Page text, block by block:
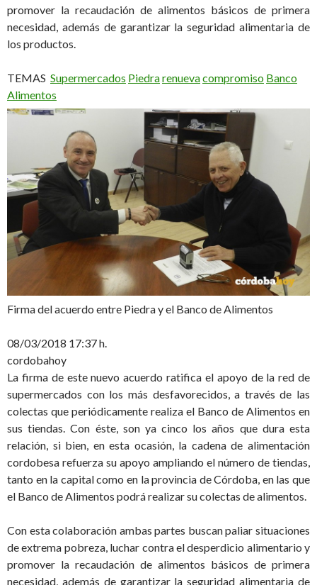
promover la recaudación de alimentos básicos de primera
necesidad, además de garantizar la seguridad alimentaria de
los productos.
TEMAS Supermercados Piedrarenuevacompromiso Banco
Alimentos
Firma del acuerdo entre Piedra y el Banco de Alimentos
08/03/2018 17:37 h.
cordobahoy
La firma de este nuevo acuerdo ratifica el apoyo de la red de
supermercados con los más desfavorecidos, a través de las
colectas que periódicamente realiza el Banco de Alimentos en
sus tiendas. Con éste, son ya cinco los años que dura esta
relación, si bien, en esta ocasión, la cadena de alimentación
cordobesa refuerza su apoyo ampliando el número de tiendas,
tanto en la capital como en la provincia de Córdoba, en las que
el Banco de Alimentos podrá realizar su colectas de alimentos.
Con esta colaboración ambas partes buscan paliar situaciones
de extrema pobreza, luchar contra el desperdicio alimentario y
promover la recaudación de alimentos básicos de primera
necesidad, además de garantizar la seguridad alimentaria de